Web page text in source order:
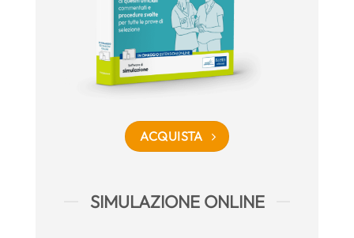
ACQUISTA
SIMULAZIONE ONLINE